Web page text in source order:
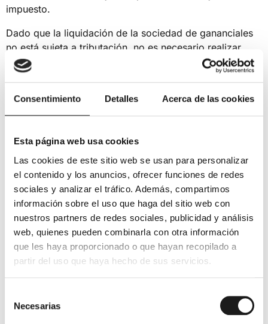
Consentimiento Detalles Acerca de las cookies
Esta página web usa cookies
Las cookies de este sitio web se usan para personalizar
el contenido y los anuncios, ofrecer funciones de redes
sociales y analizar el tráfico. Además, compartimos
información sobre el uso que haga del sitio web con
nuestros partners de redes sociales, publicidad y análisis
web, quienes pueden combinarla con otra información
que les haya proporcionado o que hayan recopilado a
partir del uso que haya hecho de sus servicios.
Necesarias
impuesto.
Dado que la liquidación de la sociedad de gananciales
no está sujeta a tributación, no es necesario realizar
ninguna comunicación al respecto a la Administración.
Cuidado con el exceso de
adjudicación
A pesar del tratamiento fiscal favorable que tiene la
liquidación de la sociedad de gananciales, hay un
aspecto crucial que debes considerar detenidamente.
Es imprescindible que los dos lotes en los que se divida
la sociedad sean idénticos en valor.
La sociedad conyugal surge de la división equitativa del
patrimonio compartido por ambos cónyuges. Uno de
los requisitos fundamentales para evitar cargos fiscales
Dado que la liquidación implica la distribución individual